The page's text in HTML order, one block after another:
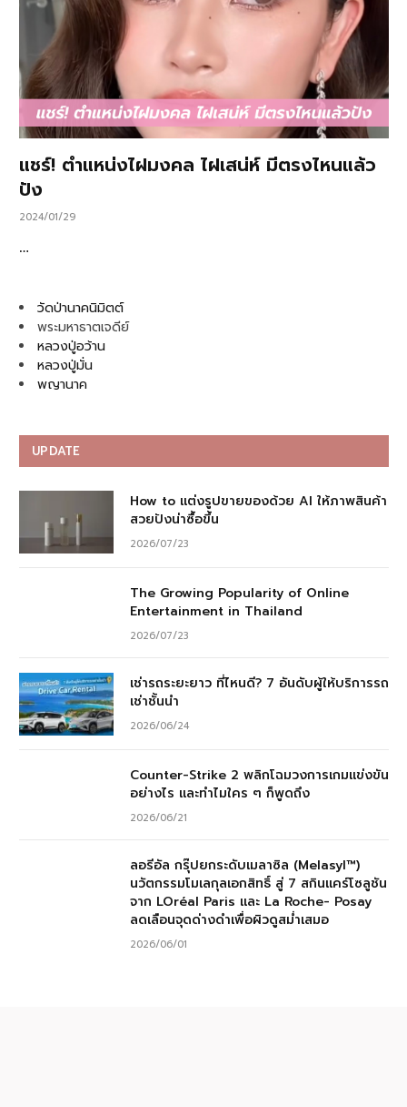
แชร์! ตำแหน่งไฝมงคล ไฝเสน่ห์ มีตรงไหนแล้ว
ปัง
2024/01/29
…
วัดป่านาคนิมิตต์
พระมหาธาตเจดีย์
หลวงปู่อว้าน
หลวงปู่มั่น
พญานาค
UPDATE
How to แต่งรูปขายของด้วย AI ให้ภาพสินค้า
สวยปังน่าซื้อขึ้น
2026/07/23
The Growing Popularity of Online
Entertainment in Thailand
2026/07/23
เช่ารถระยะยาว ที่ไหนดี? 7 อันดับผู้ให้บริการรถ
เช่าชั้นนำ
2026/06/24
Counter-Strike 2 พลิกโฉมวงการเกมแข่งขัน
อย่างไร และทำไมใคร ๆ ก็พูดถึง
2026/06/21
ลอรีอัล กรุ๊ปยกระดับเมลาซิล (Melasyl™)
นวัตกรรมโมเลกุลเอกสิทธิ์ สู่ 7 สกินแคร์โซลูชัน
จาก LOréal Paris และ La Roche- Posay
ลดเลือนจุดด่างดำเพื่อผิวดูสม่ำเสมอ
2026/06/01